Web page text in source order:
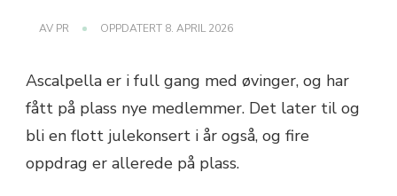
AV PR OPPDATERT 8. APRIL 2026
Ascalpella er i full gang med øvinger, og har
fått på plass nye medlemmer. Det later til og
bli en flott julekonsert i år også, og fire
oppdrag er allerede på plass.